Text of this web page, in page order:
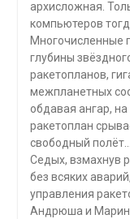
архисложная.
компьютеров
Многочисленные
глубины
ракетопланов,
межпланетных
обдавая ангар,
ракетоплан
свободный
Седых, взмахнув
без всяких
управления
Андрюша и